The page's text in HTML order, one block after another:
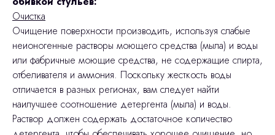
Очистка
Очищение поверхности производить, используя слабые
неионогенные растворы моющего средства (мыла) и воды
или фабричные моющие средства, не содержащие спирта,
отбеливателя и аммония. Поскольку жесткость воды
отличается в разных регионах, вам следует найти
наилучшее соотношение детергента (мыла) и воды.
Раствор должен содержать достаточное количество